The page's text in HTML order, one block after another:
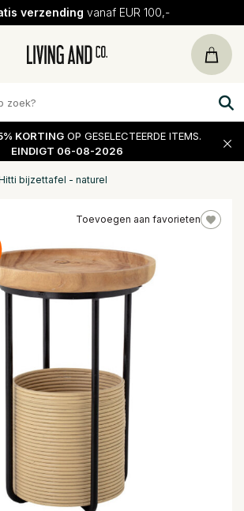
verzending vanaf EUR 100,-
KORTING OP GESELECTEERDE ITEMS.
EINDIGT 06-08-2026
bijzettafel - naturel
Toevoegen aan favorieten